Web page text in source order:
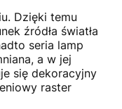
Dzięki temu
źródła światła
seria lamp
a w jej
się dekoracyjny
raster